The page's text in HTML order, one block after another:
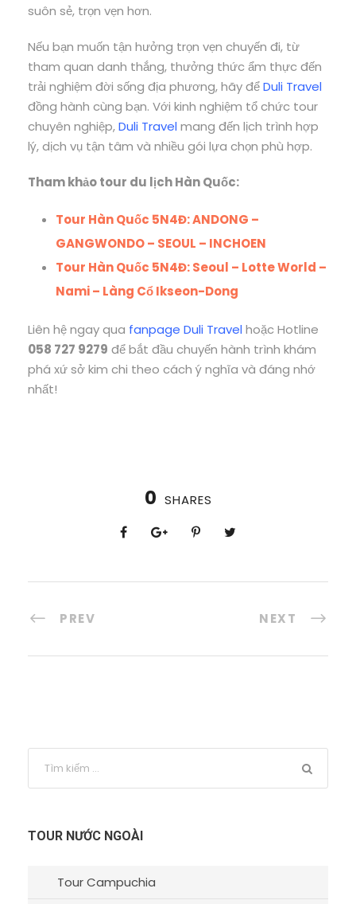
suôn sẻ, trọn vẹn hơn.
Nếu bạn muốn tận hưởng trọn vẹn chuyến đi, từ
tham quan danh thắng, thưởng thức ẩm thực đến
trải nghiệm đời sống địa phương, hãy đểDuli Travel
đồng hành cùng bạn. Với kinh nghiệm tổ chức tour
chuyên nghiệp,Duli Travel mang đến lịch trình hợp
lý, dịch vụ tận tâm và nhiều gói lựa chọn phù hợp.
Tham khảo tour du lịch Hàn Quốc:
Tour Hàn Quốc 5N4Đ: ANDONG –
GANGWONDO – SEOUL – INCHOEN
Tour Hàn Quốc 5N4Đ: Seoul – Lotte World –
Nami – Làng Cổ Ikseon-Dong
Liên hệ ngay qua fanpage Duli Travel hoặc Hotline
058 727 9279 để bắt đầu chuyến hành trình khám
phá xứ sở kim chi theo cách ý nghĩa và đáng nhớ
nhất!
0 SHARES
PREV NEXT
TOUR NƯỚC NGOÀI
Tour Campuchia